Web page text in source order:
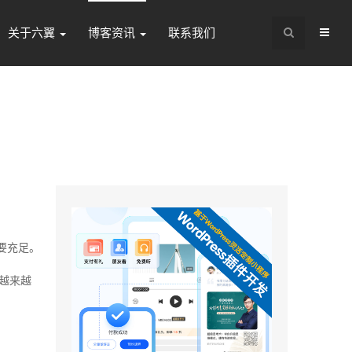
关于六翼 博客资讯 联系我们
足。
来越